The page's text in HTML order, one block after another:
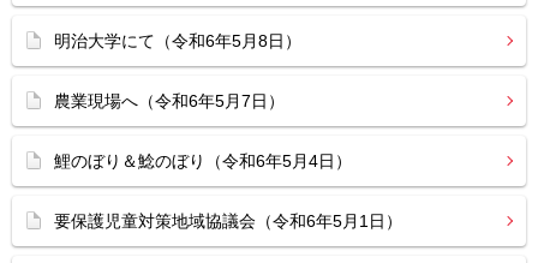
明治大学にて（令和6年5月8日）
農業現場へ（令和6年5月7日）
鯉のぼり＆鯰のぼり（令和6年5月4日）
要保護児童対策地域協議会（令和6年5月1日）